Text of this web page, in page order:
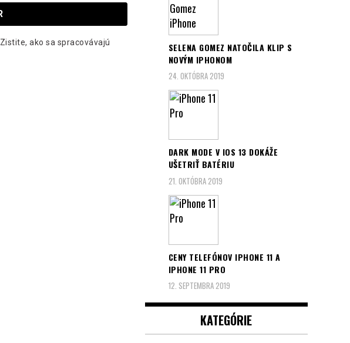
Zistite, ako sa spracovávajú
SELENA GOMEZ NATOČILA KLIP S
NOVÝM IPHONOM
24. OKTÓBRA 2019
DARK MODE V IOS 13 DOKÁŽE
UŠETRIŤ BATÉRIU
21. OKTÓBRA 2019
CENY TELEFÓNOV IPHONE 11 A
IPHONE 11 PRO
12. SEPTEMBRA 2019
KATEGÓRIE